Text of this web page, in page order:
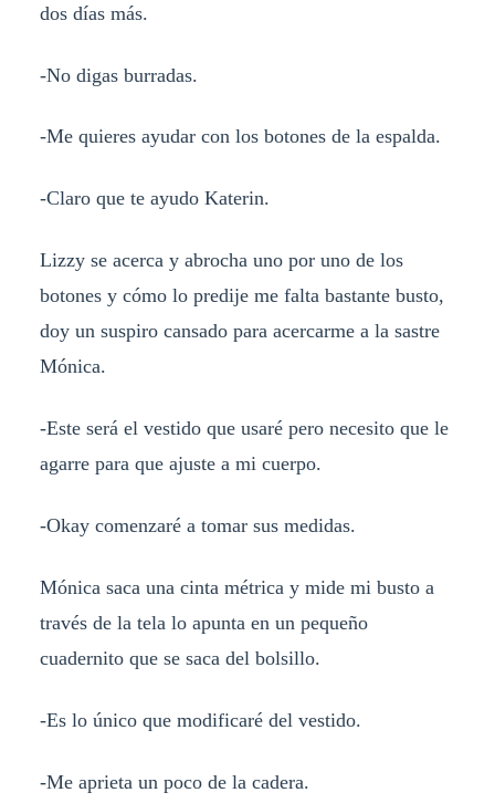
dos días más.
-No digas burradas.
-Me quieres ayudar con los botones de la espalda.
-Claro que te ayudo Katerin.
Lizzy se acerca y abrocha uno por uno de los
botones y cómo lo predije me falta bastante busto,
doy un suspiro cansado para acercarme a la sastre
Mónica.
-Este será el vestido que usaré pero necesito que le
agarre para que ajuste a mi cuerpo.
-Okay comenzaré a tomar sus medidas.
Mónica saca una cinta métrica y mide mi busto a
través de la tela lo apunta en un pequeño
cuadernito que se saca del bolsillo.
-Es lo único que modificaré del vestido.
-Me aprieta un poco de la cadera.